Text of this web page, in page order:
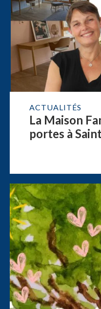
ACTUALITÉS
La Maison
portes à